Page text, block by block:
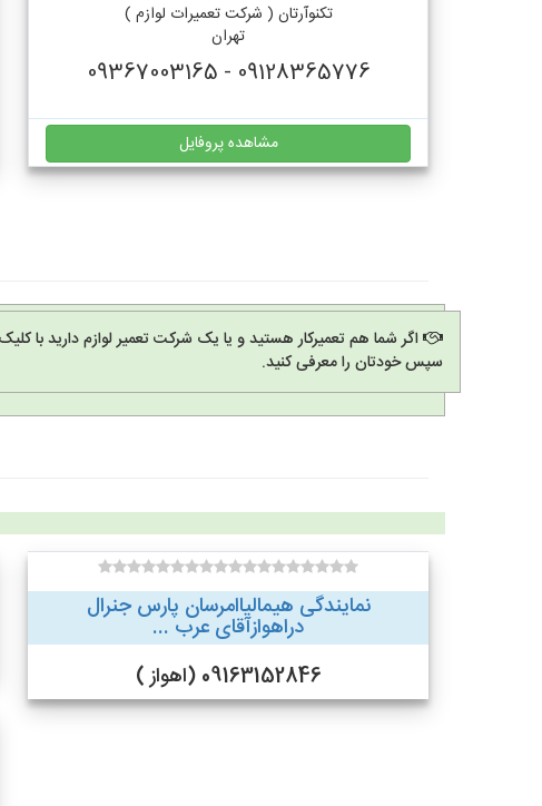
تکنوآرتان ( شرکت تعمیرات لوازم )
تهران
09128365776 - 09367003165
مشاهده پروفایل
اگر شما هم تعمیرکار هستید و یا یک شرکت تعمیر لوازم دارید با
سپس خودتان را معرفی کنید.
نمایندگی هیمالیاامرسان پارس جنرال
دراهوازآقای عرب ...
09163152846 (اهواز )